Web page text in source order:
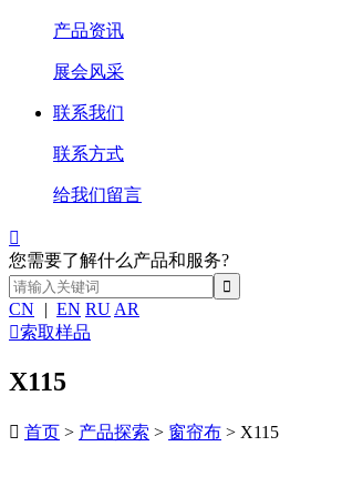
产品资讯
展会风采
联系我们
联系方式
给我们留言

您需要了解什么产品和服务?
CN | EN RU AR
索取样品
X115
 首页 > 产品探索 > 窗帘布 > X115